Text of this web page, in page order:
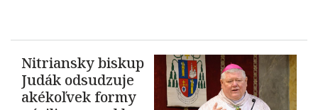
Nitriansky biskup
Judák odsudzuje
akékoľvek formy